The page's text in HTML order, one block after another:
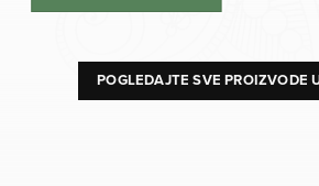
POGLEDAJTE SVE PROIZVODE